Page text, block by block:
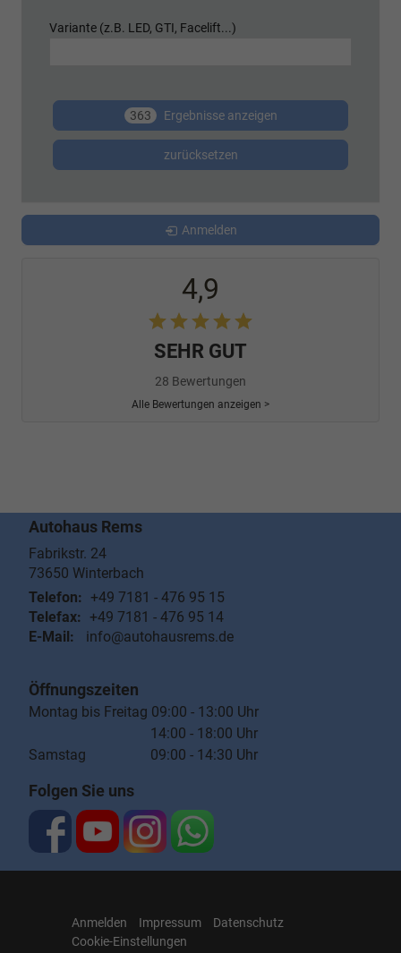
Variante (z.B. LED, GTI, Facelift...)
363 Ergebnisse anzeigen
zurücksetzen
Anmelden
4,9
SEHR GUT
28 Bewertungen
Alle Bewertungen anzeigen >
Autohaus Rems
Fabrikstr. 24
73650 Winterbach
Telefon: +49 7181 - 476 95 15
Telefax: +49 7181 - 476 95 14
E-Mail:
info@autohausrems.de
Öffnungszeiten
Montag bis Freitag 09:00 - 13:00 Uhr
14:00 - 18:00 Uhr
Samstag 09:00 - 14:30 Uhr
Folgen Sie uns
Anmelden Impressum
Datenschutz
Cookie-Einstellungen